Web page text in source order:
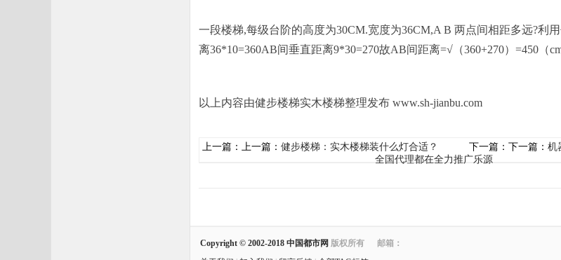
一段楼梯,每级台阶的高度为30CM.宽度为36CM,A B 两点间相距多远?利
离36*10=360AB间垂直距离9*30=270故AB间距离=√（360+270）=450（cm
以上内容由健步楼梯实木楼梯整理发布 www.sh-jianbu.com
上一篇：上一篇： 健步楼梯：实木楼梯装什么灯合适？ 下一篇：下一篇： 机
全国代理都在全力推广乐源
Copyright © 2002-2018 中国都市网 版权所有 邮箱：